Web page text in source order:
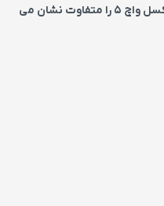
گوگل با تیزری جدید پیکسل واچ ۵ را متفاوت نشان می‌